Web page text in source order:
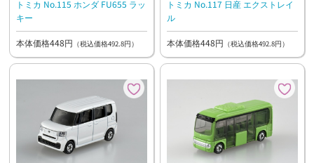
トミカ No.115 ホンダ FU655 ラッ
キー
本体価格448円 （税込価格492.8円）
トミカ No.117 日産 エクストレイ
ル
本体価格448円 （税込価格492.8円）